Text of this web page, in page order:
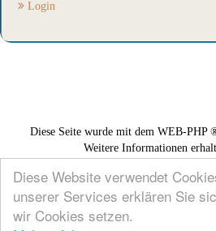
Diese Website verwendet
unserer Services erklären Sie
wir Cookies setzen.
Login
Diese Seite wurde mit dem WEB-
Weitere Informationen